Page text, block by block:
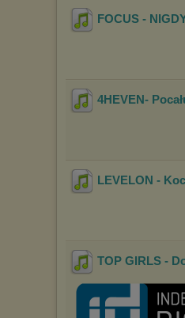
FOCUS -
4HEVEN-
LEVELON -
TOP GIRLS -